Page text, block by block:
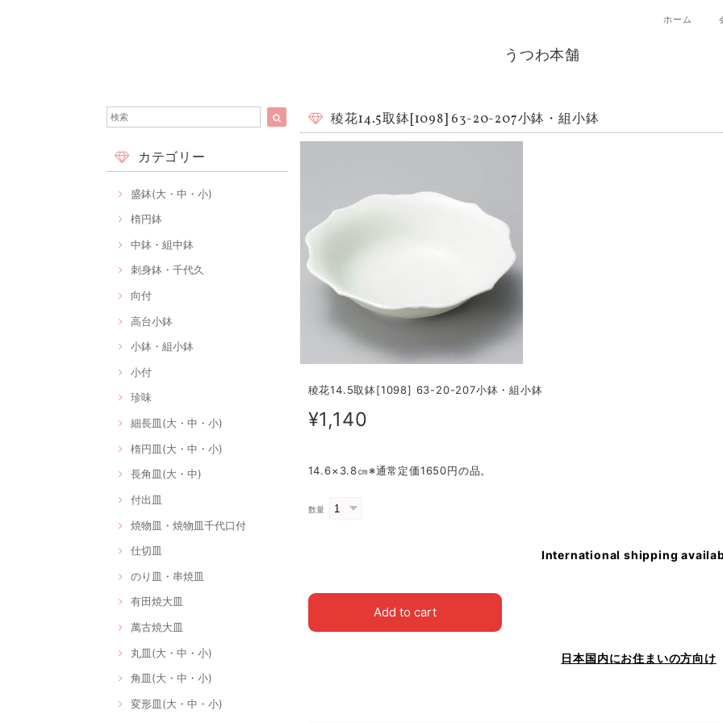
ホーム
うつわ本舗
カテゴリー
盛鉢(大・中・小)
楕円鉢
中鉢・組中鉢
刺身鉢・千代久
向付
高台小鉢
小鉢・組小鉢
小付
珍味
細長皿(大・中・小)
楕円皿(大・中・小)
長角皿(大・中)
付出皿
焼物皿・焼物皿千代口付
仕切皿
のり皿・串焼皿
有田焼大皿
萬古焼大皿
丸皿(大・中・小)
角皿(大・中・小)
変形皿(大・中・小)
稜花14.5取鉢[1098] 63-20-207小鉢・組小鉢
稜花14.5取鉢[1098] 63-20-207小鉢・組小鉢
¥1,140
14.6×3.8㎝※通常定価1650円の品。
数量
International shipping
Add to cart
日本国内にお住まいの方向け